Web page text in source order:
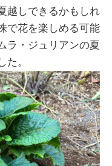
越しできるかもしれ
で花を楽しめる可能
ラ・ジュリアンの夏
た。